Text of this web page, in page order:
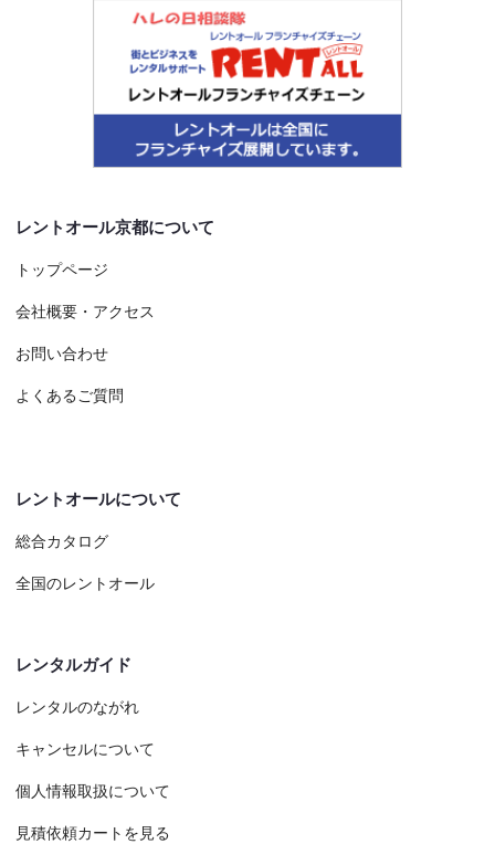
レントオール京都について
トップページ
会社概要・アクセス
お問い合わせ
よくあるご質問
レントオールについて
総合カタログ
全国のレントオール
レンタルガイド
レンタルのながれ
キャンセルについて
個人情報取扱について
見積依頼カートを見る